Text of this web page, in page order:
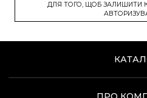
ДЛЯ ТОГО, ЩОБ ЗАЛИШИТИ